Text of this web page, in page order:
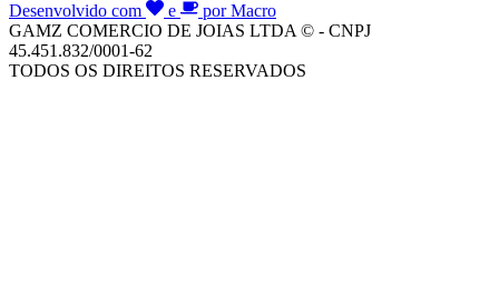
Desenvolvido com e
por Macro
GAMZ COMERCIO DE JOIAS LTDA © - CNPJ
45.451.832/0001-62
TODOS OS DIREITOS RESERVADOS